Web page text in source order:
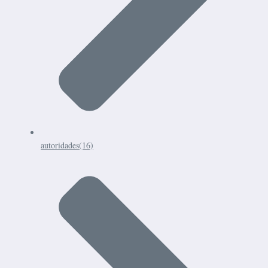
autoridades(16)